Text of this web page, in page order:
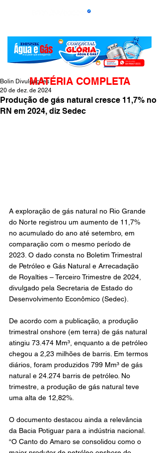
Produção de gás natural cresce 11,7% no
RN em 2024, diz Sedec
Bolin Divulgações
20 de dez. de 2024
A exploração de gás natural no Rio Grande
do Norte registrou um aumento de 11,7%
no acumulado do ano até setembro, em
comparação com o mesmo período de
2023. O dado consta no Boletim Trimestral
de Petróleo e Gás Natural e Arrecadação
de Royalties – Terceiro Trimestre de 2024,
divulgado pela Secretaria de Estado do
Desenvolvimento Econômico (Sedec).
De acordo com a publicação, a produção
trimestral onshore (em terra) de gás natural
atingiu 73.474 Mm³, enquanto a de petróleo
chegou a 2,23 milhões de barris. Em termos
diários, foram produzidos 799 Mm³ de gás
natural e 24.274 barris de petróleo. No
trimestre, a produção de gás natural teve
uma alta de 12,82%.
O documento destacou ainda a relevância
da Bacia Potiguar para a indústria nacional.
“O Canto do Amaro se consolidou como o
MATÉRIA COMPLETA